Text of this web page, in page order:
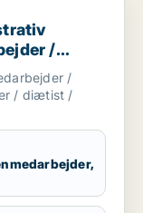
/
/
/
/ diætist /